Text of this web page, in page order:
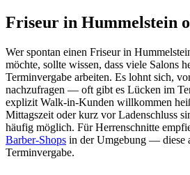
Friseur in Hummelstein
Wer spontan einen Friseur in
möchte, sollte wissen, dass viele Salons
Terminvergabe arbeiten. Es lohnt sich,
nachzufragen — oft gibt es Lücken im
explizit Walk-in-Kunden willkommen
Mittagszeit oder kurz vor Ladenschluss
häufig möglich. Für Herrenschnitte
Barber-Shops in der Umgebung — diese
Terminvergabe.